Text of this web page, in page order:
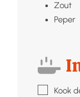
Zout
Peper
▢Kook